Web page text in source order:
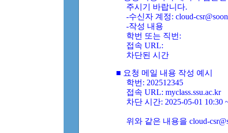
주시기 바랍니다.
-수신자 계정: cloud-
-작성 내용
학번 또는 직번:
접속 URL:
차단된 시간
■ 요청 메일 내용 작성 예시
학번: 202512345
접속 URL: myclass.ssu.ac.kr
차단 시간: 2025-05-01 10:30
위와 같은 내용을 cloud-